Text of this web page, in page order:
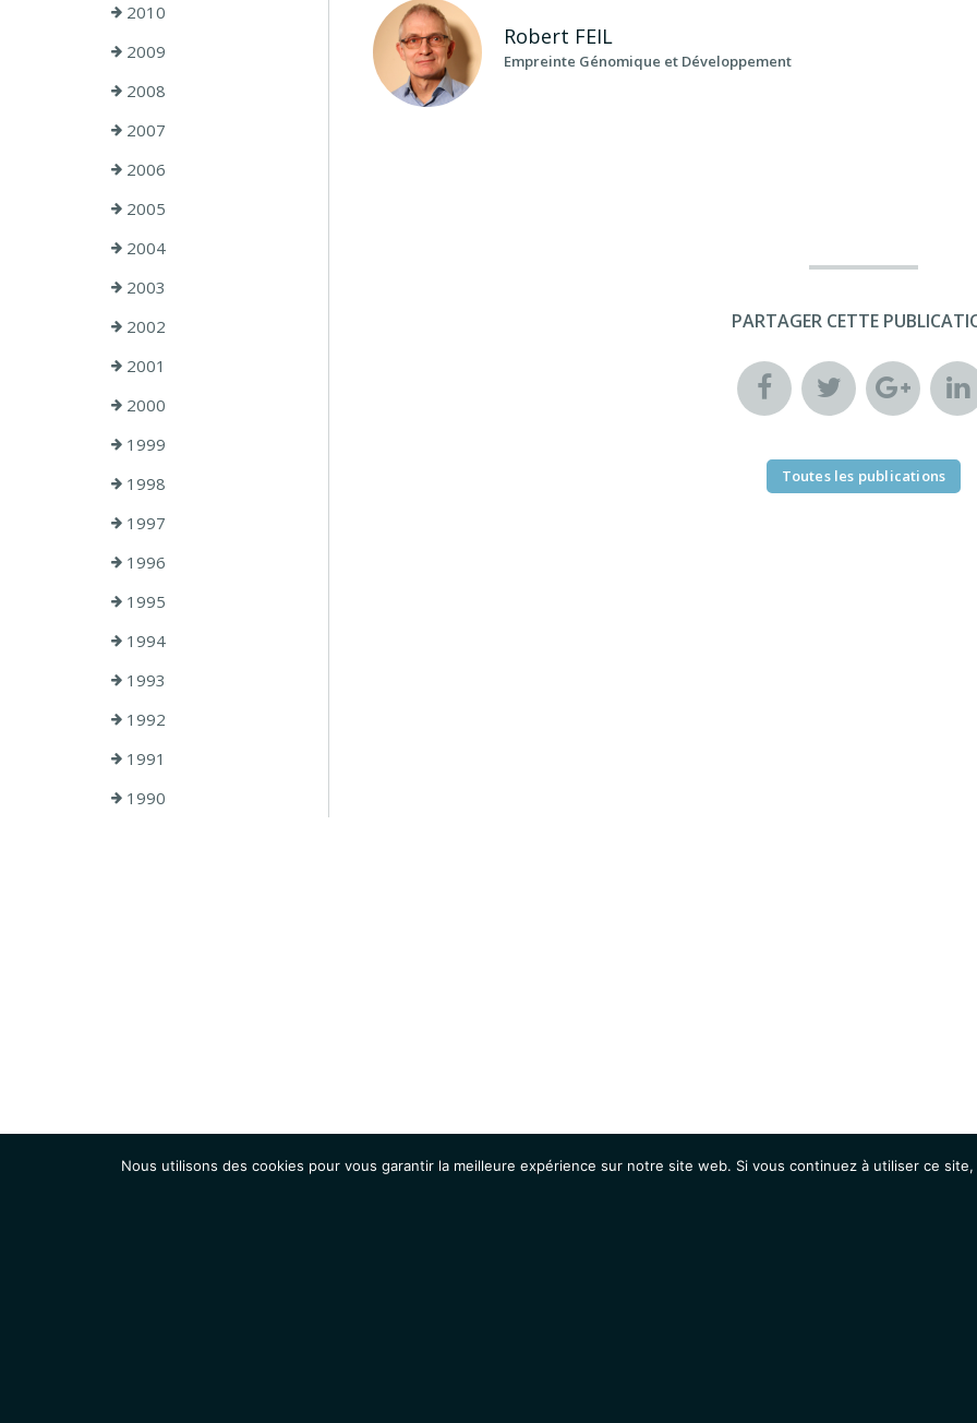
2010
2009
2008
2007
2006
2005
2004
2003
2002
2001
2000
1999
1998
1997
1996
1995
1994
1993
1992
1991
1990
Robert FEIL
Empreinte Génomique et Développement
PARTAGER CETTE
Toutes les publications
Nous utilisons des cookies pour vous garantir la meilleure expérience sur notre site web. Si vous continuez à utiliser ce